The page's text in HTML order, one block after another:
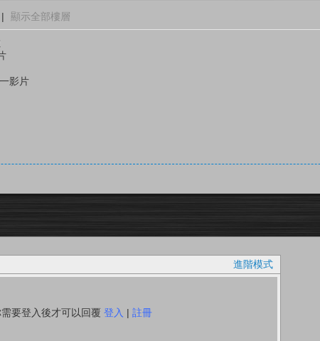
| 顯示全部樓層
影片
進階模式
要登入後才可以回覆 登入 | 註冊